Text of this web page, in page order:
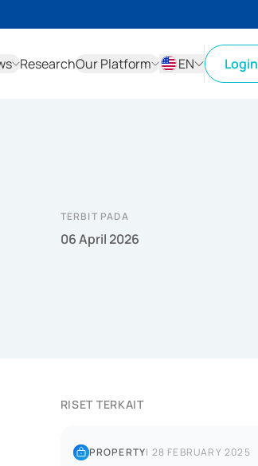
ResearchOur Platform
EN
Login
TERBIT PADA
06 April 2026
RISET TERKAIT
PROPERTY| 28 FEBRUARY 2025